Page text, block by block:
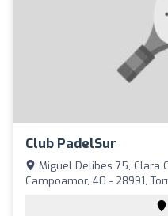
Club PadelSur
Miguel Delibes 75, Clara
Campoamor, 40 - 28991,